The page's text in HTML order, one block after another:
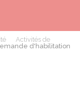
Activités de
d'habilitation